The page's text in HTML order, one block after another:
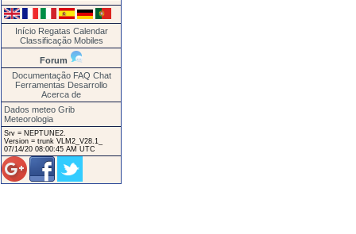
Início Regatas Calendar
Classificação Mobiles
Forum
Documentação FAQ Chat
Ferramentas Desarrollo
Acerca de
Dados meteo Grib
Meteorologia
Srv = NEPTUNE2.
Version = trunk VLM2_V28.1_
07/14/20 08:00:45 AM UTC